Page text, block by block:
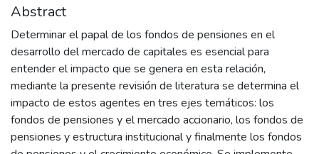
Abstract
Determinar el papal de los fondos de pensiones en el
desarrollo del mercado de capitales es esencial para
entender el impacto que se genera en esta relación,
mediante la presente revisión de literatura se determina el
impacto de estos agentes en tres ejes temáticos: los
fondos de pensiones y el mercado accionario, los fondos de
pensiones y estructura institucional y finalmente los fondos